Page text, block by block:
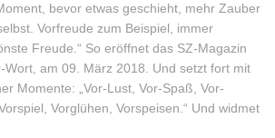
bevor etwas geschieht, mehr Zauber
Vorfreude zum Beispiel, immer
Freude.“ So eröffnet das SZ-Magazin
Wort, am 09. März 2018. Und setzt fort mit
Momente: „Vor-Lust, Vor-Spaß, Vor-
Vorglühen, Vorspeisen.“ Und widmet